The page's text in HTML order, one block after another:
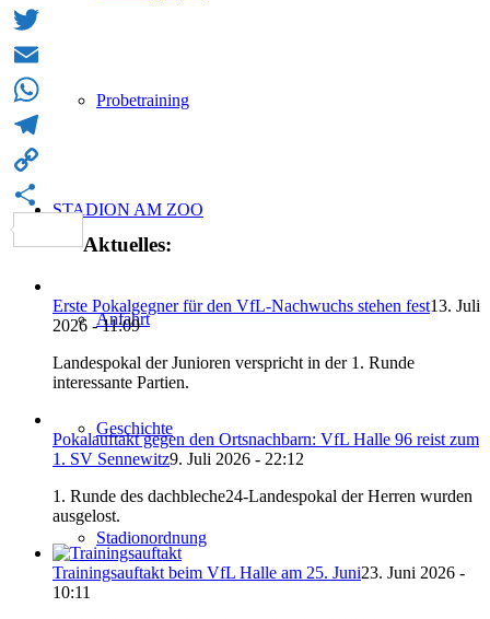
Probetraining
STADION AM ZOO
Anfahrt
Geschichte
Stadionordnung
Facebook
Twitter
Email
WhatsApp
Telegram
Copy
Link
Aktuelles:
Erste Pokalgegner für den VfL-Nachwuchs stehen fest13. Juli
2026 - 11:09
Landespokal der Junioren verspricht in der 1. Runde
interessante Partien.
Pokalauftakt gegen den Ortsnachbarn: VfL Halle 96 reist zum
1. SV Sennewitz9. Juli 2026 - 22:12
1. Runde des dachbleche24-Landespokal der Herren wurden
ausgelost.
Trainingsauftakt beim VfL Halle am 25. Juni23. Juni 2026 -
10:11